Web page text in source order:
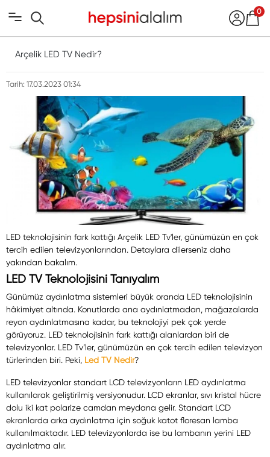
0
Arçelik LED TV Nedir?
Tarih: 17.03.2023 01:34
LED teknolojisinin fark kattığı Arçelik LED Tv'ler, günümüzün en çok
tercih edilen televizyonlarından. Detaylara dilerseniz daha
yakından bakalım.
LED TV Teknolojisini Tanıyalım
Günümüz aydınlatma sistemleri büyük oranda LED teknolojisinin
hâkimiyet altında. Konutlarda ana aydınlatmadan, mağazalarda
reyon aydınlatmasına kadar, bu teknolojiyi pek çok yerde
görüyoruz. LED teknolojisinin fark kattığı alanlardan biri de
televizyonlar. LED Tv’ler, günümüzün en çok tercih edilen televizyon
türlerinden biri. Peki, Led TV Nedir?
LED televizyonlar standart LCD televizyonların LED aydınlatma
kullanılarak geliştirilmiş versiyonudur. LCD ekranlar, sıvı kristal hücre
dolu iki kat polarize camdan meydana gelir. Standart LCD
ekranlarda arka aydınlatma için soğuk katot floresan lamba
kullanılmaktadır. LED televizyonlarda ise bu lambanın yerini LED
aydınlatma alır.